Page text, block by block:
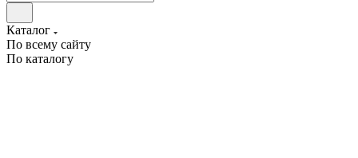
Каталог
По всему сайту
По каталогу